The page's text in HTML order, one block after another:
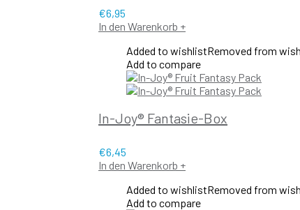
€6,95
In den Warenkorb +
Added to wishlistRemoved from
Add to compare
In-Joy® Fantasie-Box
€6,45
In den Warenkorb +
Added to wishlistRemoved from
Add to compare